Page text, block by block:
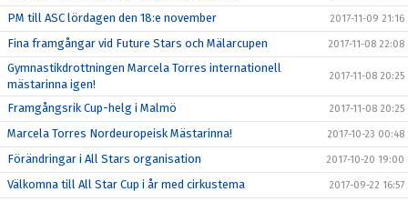
PM till ASC lördagen den 18:e november 2017-11-09 21:16
Fina framgångar vid Future Stars och Mälarcupen 2017-11-08 22:08
Gymnastikdrottningen Marcela Torres internationell
mästarinna igen!
2017-11-08 20:25
Framgångsrik Cup-helg i Malmö 2017-11-08 20:25
Marcela Torres Nordeuropeisk Mästarinna! 2017-10-23 00:48
Förändringar i All Stars organisation 2017-10-20 19:00
Välkomna till All Star Cup i år med cirkustema 2017-09-22 16:57